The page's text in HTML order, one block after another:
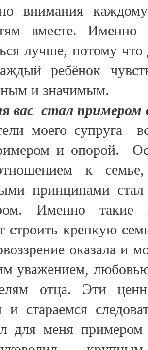
внимания
вместе.
лучше, потому
ребёнок
и значимым.
вас стал
моего супруга
и опорой.
к семье,
принципами
Именно
строить крепкую
оказала и
уважением,
отца. Эти
и стараемся
для меня примером